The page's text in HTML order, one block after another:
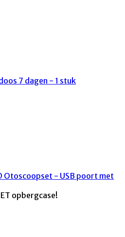
7 dagen - 1 stuk
Otoscoopset - USB poort met
opbergcase!